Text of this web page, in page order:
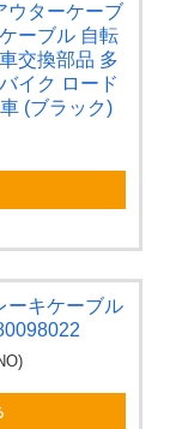
ウターケーブ
ーブル 自転
交換部品 多
イク ロード
(ブラック)
ーキケーブル